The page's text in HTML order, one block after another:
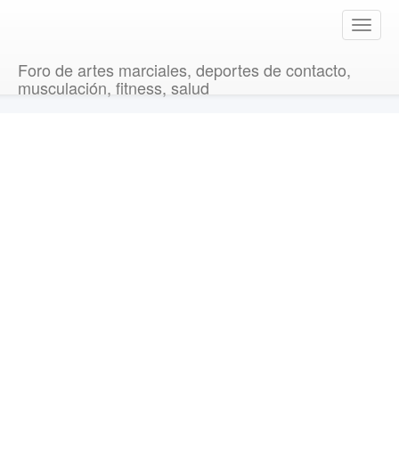
T
o
Foro de artes marciales, deportes de contacto,
musculación, fitness, salud